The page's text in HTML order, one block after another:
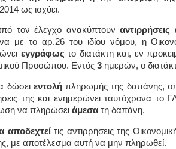
ως ισχύει.
τον έλεγχο ανακύπτουναντιρρήσεις
με το αρ.26 του ιδίου νόμου, η
εγγράφως το διατάκτη και, εν
Προσώπου. Εντός 3 ημερών, ο
δώσει εντολήπληρωμής της δαπάνης,
της και ενημερώνει ταυτόχρονα το
να πληρώσει άμεσα τη δαπάνη,
αποδεχτείτις αντιρρήσεις της
με αποτέλεσμα αυτή να μην πληρωθεί.